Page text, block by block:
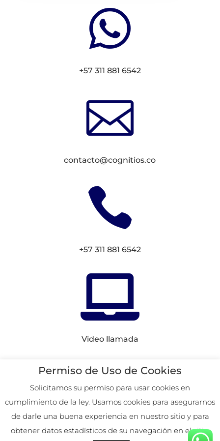

+57 311 881 6542

contacto@cognitios.co

+57 311 881 6542

Video llamada
Conectemos enRedes
2026. Remoto desde
Colombia.
Permiso de Uso de Cookies
Solicitamos su permiso para usar cookies en
cumplimiento de la ley. Usamos cookies para asegurarnos
de darle una buena experiencia en nuestro sitio y para
obtener datos estadísticos de su navegación en el sitio.